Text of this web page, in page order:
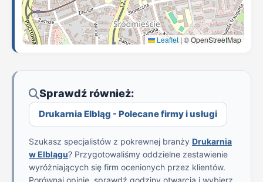
Leaflet | © OpenStreetMap
Sprawdź również:
Drukarnia Elbląg - Polecane firmy i usługi
Szukasz specjalistów z pokrewnej branży Drukarnia
w Elblągu? Przygotowaliśmy oddzielne zestawienie
wyróżniających się firm ocenionych przez klientów.
Porównaj opinie, sprawdź godziny otwarcia i wybierz